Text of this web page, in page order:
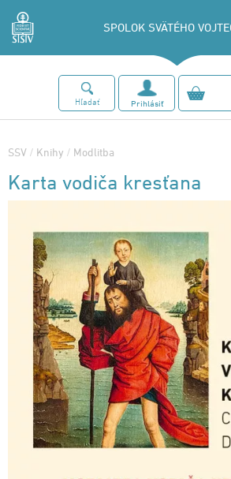
SPOLOK SVÄTÉHO
Hľadať Prihlásiť
SSV / Knihy / Modlitba
Karta vodiča kresťana